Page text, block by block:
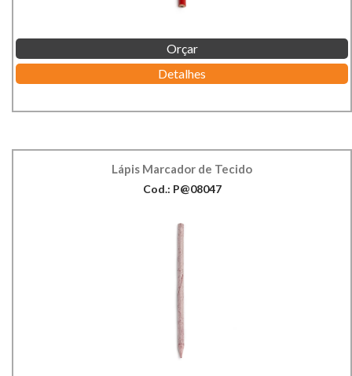
Orçar
Detalhes
Lápis Marcador de Tecido
Cod.: P@08047